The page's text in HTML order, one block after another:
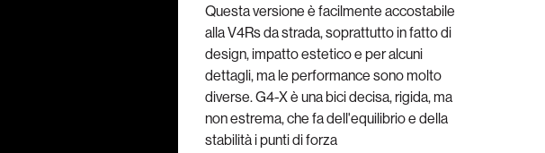
Questa versione è facilmente accostabile
alla V4Rs da strada, soprattutto in fatto di
design, impatto estetico e per alcuni
dettagli, ma le performance sono molto
diverse. G4-X è una bici decisa, rigida, ma
non estrema, che fa dell'equilibrio e della
stabilità i punti di forza